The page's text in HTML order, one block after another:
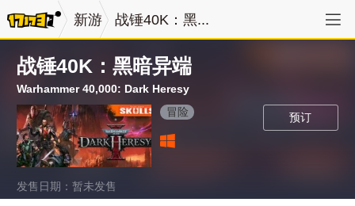
新游 战锤40K：黑...
战锤40K：黑暗异端
Warhammer 40,000: Dark Heresy
预订
冒险
发售日期：暂未发售